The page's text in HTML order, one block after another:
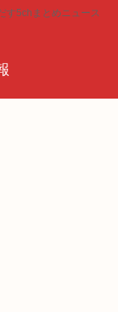
す5chまとめニュース